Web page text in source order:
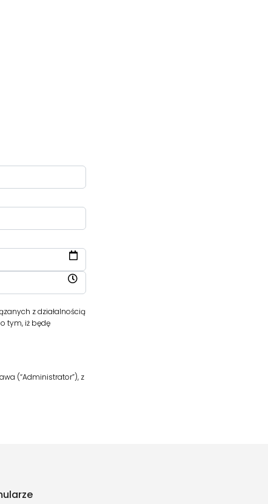
z działalnością
tym, iż będę
(“Administrator”), z